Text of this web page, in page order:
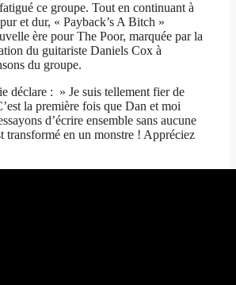
ce groupe. Tout en continuant à
et dur, « Payback’s A Bitch »
ère pour The Poor, marquée par la
du guitariste Daniels Cox à
du groupe.
déclare : » Je suis tellement fier de
la première fois que Dan et moi
d’écrire ensemble sans aucune
transformé en un monstre ! Appréciez